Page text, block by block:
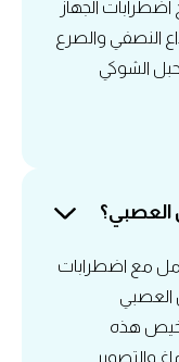
الجهاز
النصفي والصرع
الشوكي
مع اضطرابات
العصبي
هذه
والتصوير